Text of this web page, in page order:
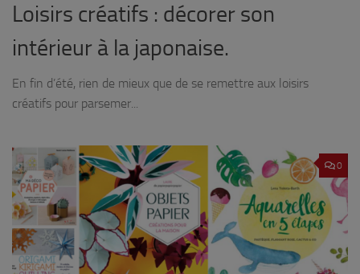
Loisirs créatifs : décorer son
intérieur à la japonaise.
En fin d’été, rien de mieux que de se remettre aux loisirs
créatifs pour parsemer...
0